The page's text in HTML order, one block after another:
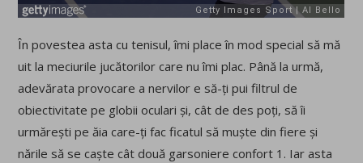
În povestea asta cu tenisul, îmi place în mod special să mă
uit la meciurile jucătorilor care nu îmi plac. Până la urmă,
adevărata provocare a nervilor e să-ți pui filtrul de
obiectivitate pe globii oculari și, cât de des poți, să îi
urmărești pe ăia care-ți fac ficatul să muște din fiere și
nările să se caște cât două garsoniere confort 1. Iar asta